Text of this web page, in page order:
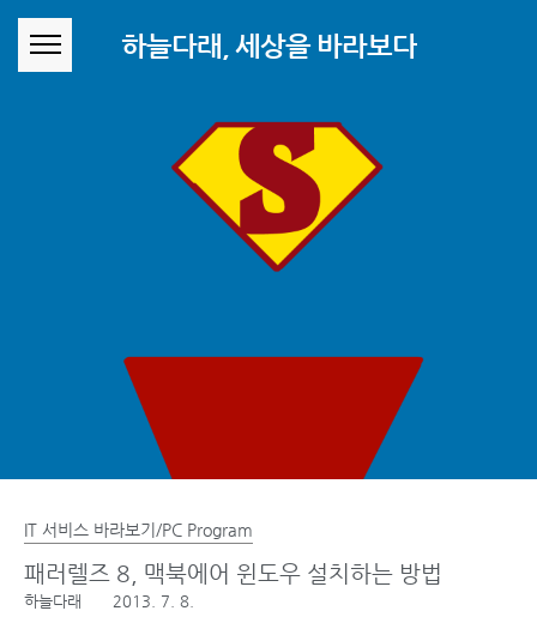
하늘다래, 세상을 바라보다
IT 서비스 바라보기/PC Program
패러렐즈 8, 맥북에어 윈도우 설치하는 방법
하늘다래 2013. 7. 8.